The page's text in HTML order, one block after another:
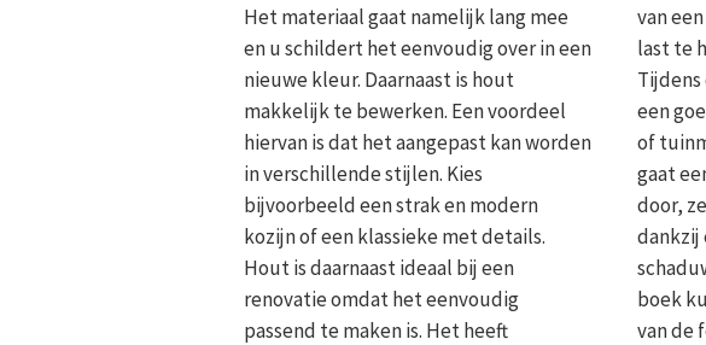
Het materiaal gaat namelijk lang mee
en u schildert het eenvoudig over in een
nieuwe kleur. Daarnaast is hout
makkelijk te bewerken. Een voordeel
hiervan is dat het aangepast kan worden
in verschillende stijlen. Kies
bijvoorbeeld een strak en modern
kozijn of een klassieke met details.
Hout is daarnaast ideaal bij een
renovatie omdat het eenvoudig
passend te maken is. Het heeft
van
last te
een
of
gaat
door,
dankzij
boek
van de